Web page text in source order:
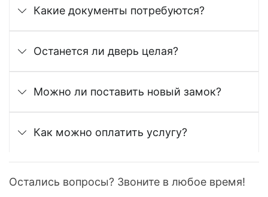
Какие документы потребуются?
Останется ли дверь целая?
Можно ли поставить новый замок?
Как можно оплатить услугу?
Остались вопросы? Звоните в любое время!